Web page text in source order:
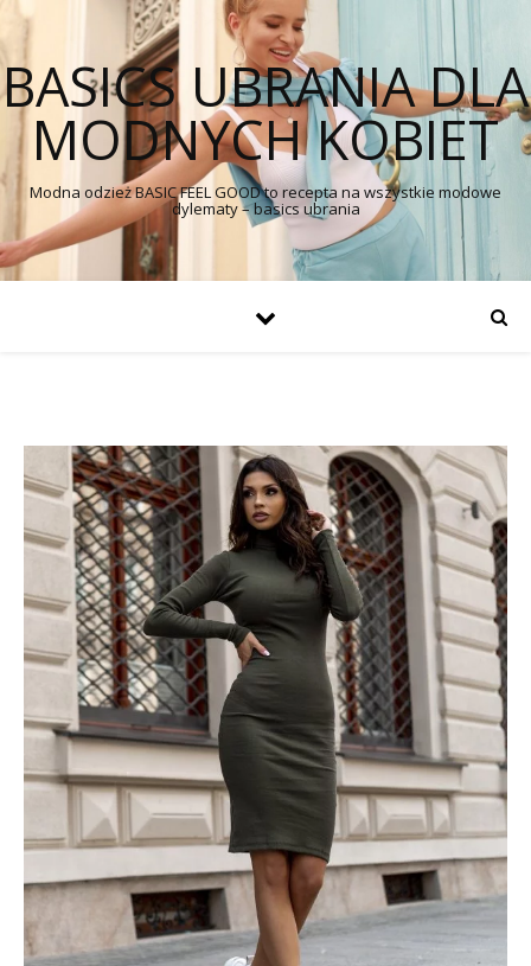
BASICS UBRANIA DLA
MODNYCH KOBIET
Modna odzież BASIC FEEL GOOD to recepta na wszystkie modowe
dylematy – basics ubrania